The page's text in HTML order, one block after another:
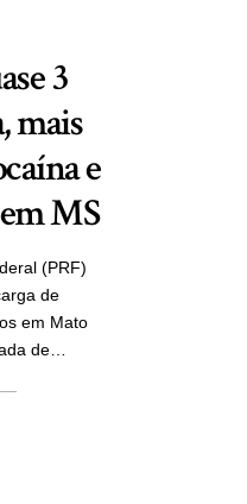
3
mais
e
MS
(PRF)
de
em Mato
de…